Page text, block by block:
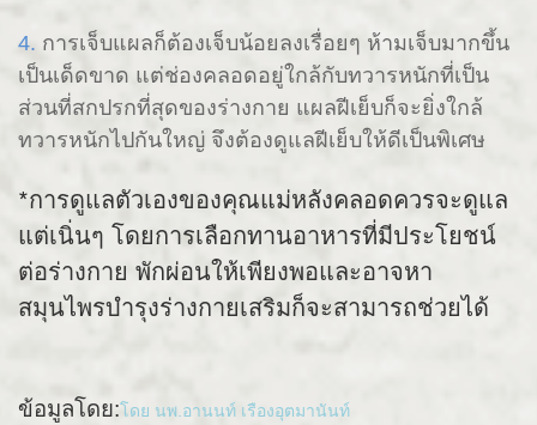
4. การเจ็บแผลก็ต้องเจ็บน้อยลงเรื่อยๆ ห้ามเจ็บมากขึ้น
เป็นเด็ดขาด แต่ช่องคลอดอยู่ใกล้กับทวารหนักที่เป็น
ส่วนที่สกปรกที่สุดของร่างกาย แผลฝีเย็บก็จะยิ่งใกล้
ทวารหนักไปกันใหญ่ จึงต้องดูแลฝีเย็บให้ดีเป็นพิเศษ
*การดูแลตัวเองของคุณแม่หลังคลอดควรจะดูแล
แต่เนิ่นๆ โดยการเลือกทานอาหารที่มีประโยชน์
ต่อร่างกาย พักผ่อนให้เพียงพอและอาจหา
สมุนไพรบำรุงร่างกายเสริมก็จะสามารถช่วยได้
ข้อมูลโดย:โดย นพ.อานนท์ เรืองอุตมานันท์